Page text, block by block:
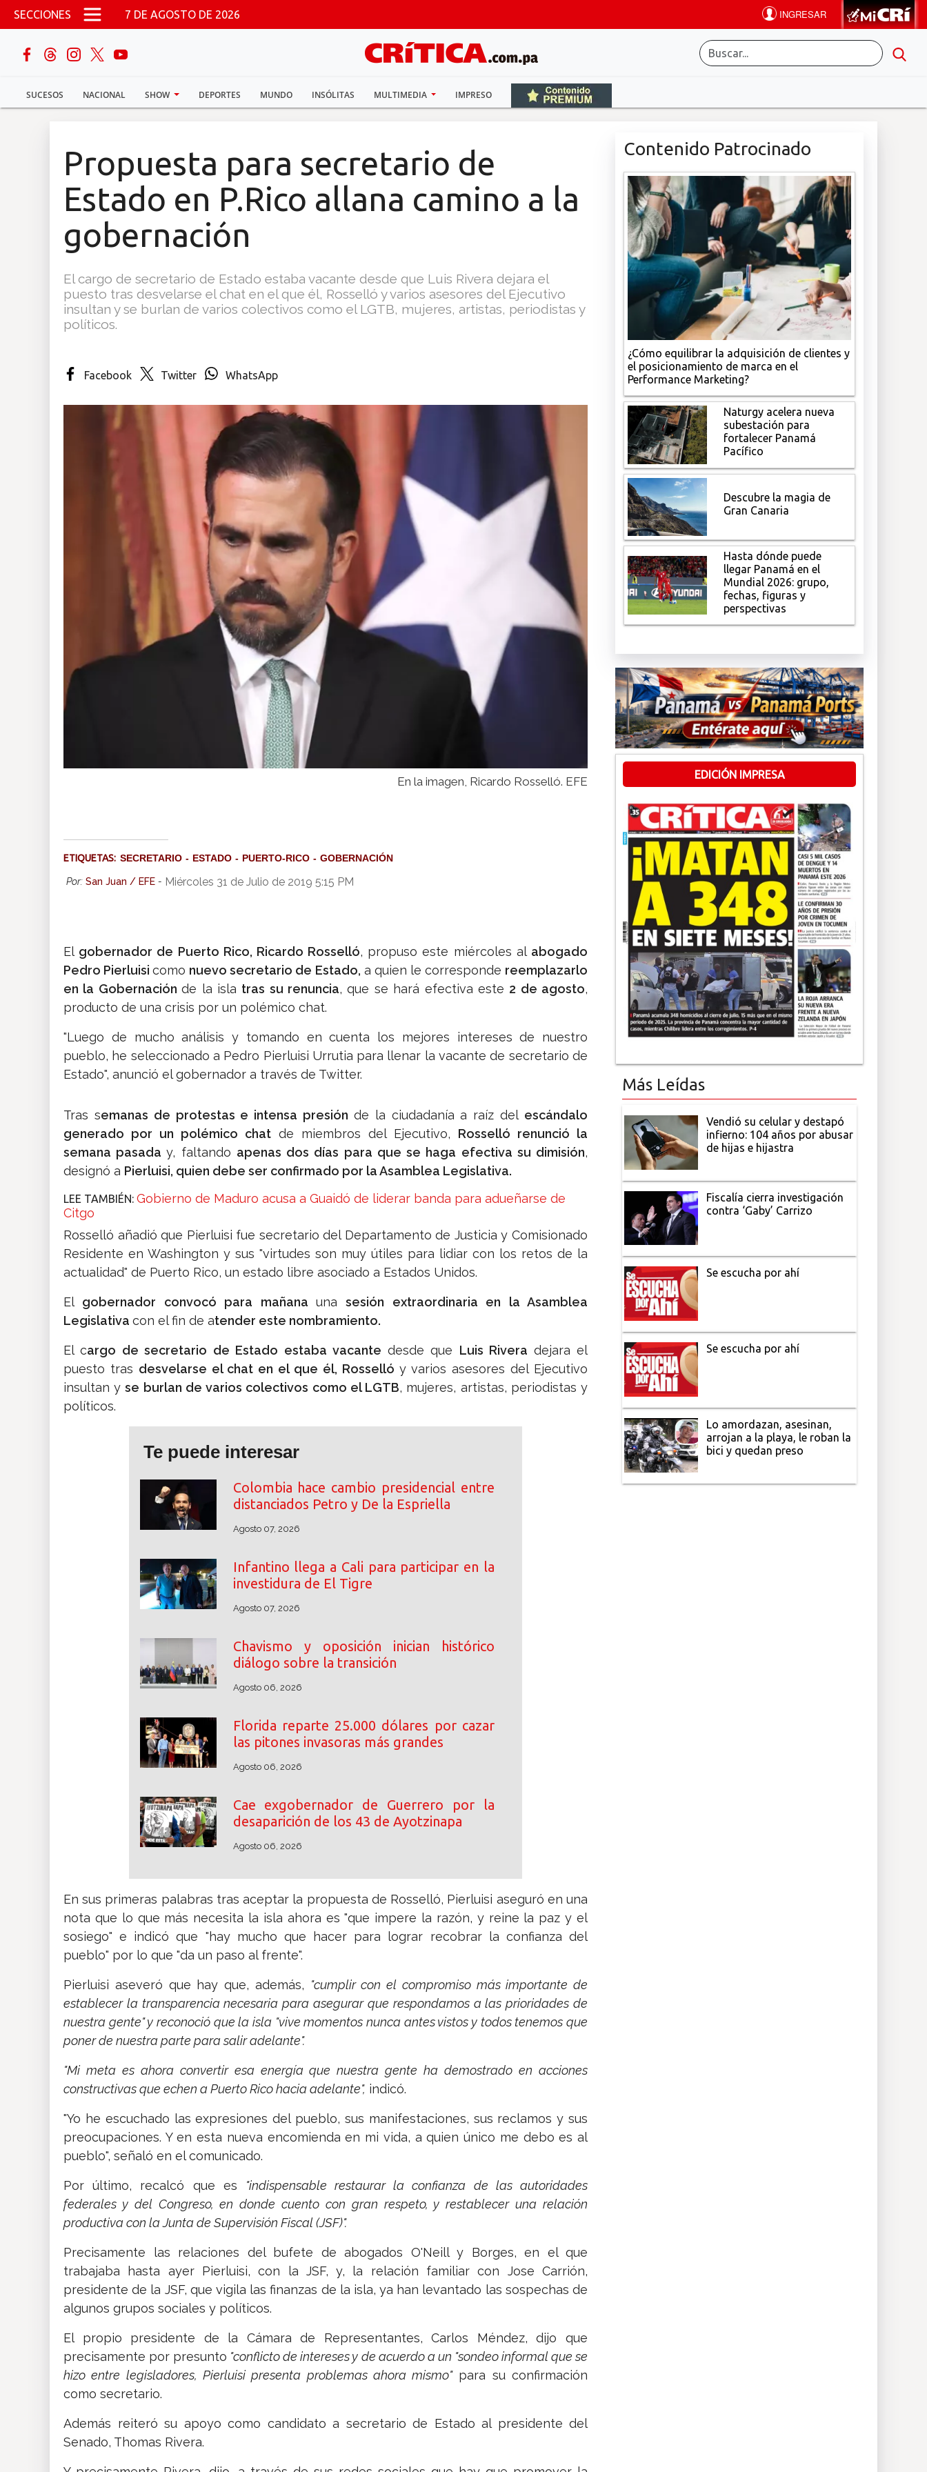
Pasar al contenido principal
SECCIONES 7 DE AGOSTO DE 2026
SUCESOS NACIONAL SHOW DEPORTES MUNDO INSÓLITAS MULTIMEDIA IMPRESO
buscar
Sucesos
Multimedia
Propuesta para secretario de
Estado en P.Rico allana camino a la
gobernación
El cargo de secretario de Estado estaba vacante desde que Luis Rivera dejara el
puesto tras desvelarse el chat en el que él, Rosselló y varios asesores del Ejecutivo
insultan y se burlan de varios colectivos como el LGTB, mujeres, artistas, periodistas y
políticos.
Facebook Twitter WhatsApp
En la imagen, Ricardo Rosselló. EFE
ETIQUETAS: SECRETARIO ESTADO PUERTO-RICO GOBERNACIÓN
Por: San Juan / EFE - Miércoles 31 de Julio de 2019 5:15 PM
El gobernador de Puerto Rico, Ricardo Rosselló, propuso este miércoles al abogado
Pedro Pierluisicomo nuevo secretario de Estado, a quien le corresponde reemplazarlo
en la Gobernaciónde la isla tras su renuncia, que se hará efectiva este 2 de agosto,
producto de una crisis por un polémico chat.
"Luego de mucho análisis y tomando en cuenta los mejores intereses de nuestro
pueblo, he seleccionado a Pedro Pierluisi Urrutia para llenar la vacante de secretario de
Estado", anunció el gobernador a través de Twitter.
Tras semanas de protestas e intensa presión de la ciudadanía a raíz del escándalo
generado por un polémico chat de miembros del Ejecutivo, Rosselló renunció la
semana pasaday, faltando apenas dos días para que se haga efectiva su dimisión,
designó a Pierluisi, quien debe ser confirmado por la Asamblea Legislativa.
LEE TAMBIÉN: Gobierno de Maduro acusa a Guaidó de liderar banda para adueñarse de
Citgo
Rosselló añadió que Pierluisi fue secretario del Departamento de Justicia y Comisionado
Residente en Washington y sus "virtudes son muy útiles para lidiar con los retos de la
actualidad" de Puerto Rico, un estado libre asociado a Estados Unidos.
El gobernador convocó para mañanaunasesión extraordinaria en la Asamblea
Legislativa con el fin de atender este nombramiento.
El cargo de secretario de Estado estaba vacante desde que Luis Rivera dejara el
puesto tras desvelarse el chat en el que él, Rosselló y varios asesores del Ejecutivo
insultan yse burlan de varios colectivos como el LGTB, mujeres, artistas, periodistas y
políticos.
Te puede interesar
Colombia hace cambio presidencial entre
distanciados Petro y De la Espriella
Agosto 07, 2026
Infantino llega a Cali para participar en la
investidura de El Tigre
Agosto 07, 2026
Chavismo y oposición inician histórico
diálogo sobre la transición
Agosto 06, 2026
Florida reparte 25.000 dólares por cazar
las pitones invasoras más grandes
Agosto 06, 2026
Cae exgobernador de Guerrero por la
desaparición de los 43 de Ayotzinapa
Agosto 06, 2026
En sus primeras palabras tras aceptar la propuesta de Rosselló, Pierluisi aseguró en una
nota que lo que más necesita la isla ahora es "que impere la razón, y reine la paz y el
sosiego" e indicó que "hay mucho que hacer para lograr recobrar la confianza del
pueblo" por lo que "da un paso al frente".
Pierluisi aseveró que hay que, además, "cumplir con el compromiso más importante de
establecer la transparencia necesaria para asegurar que respondamos a las prioridades de
nuestra gente" y reconoció que la isla "vive momentos nunca antes vistos y todos tenemos que
poner de nuestra parte para salir adelante".
"Mi meta es ahora convertir esa energía que nuestra gente ha demostrado en acciones
constructivas que echen a Puerto Rico hacia adelante", indicó.
"Yo he escuchado las expresiones del pueblo, sus manifestaciones, sus reclamos y sus
preocupaciones. Y en esta nueva encomienda en mi vida, a quien único me debo es al
pueblo", señaló en el comunicado.
Por último, recalcó que es "indispensable restaurar la confianza de las autoridades
federales y del Congreso, en donde cuento con gran respeto, y restablecer una relación
productiva con la Junta de Supervisión Fiscal (JSF)".
Precisamente las relaciones del bufete de abogados O'Neill y Borges, en el que
trabajaba hasta ayer Pierluisi, con la JSF, y, la relación familiar con Jose Carrión,
presidente de la JSF, que vigila las finanzas de la isla, ya han levantado las sospechas de
algunos grupos sociales y políticos.
El propio presidente de la Cámara de Representantes, Carlos Méndez, dijo que
precisamente por presunto "conflicto de intereses y de acuerdo a un "sondeo informal que se
hizo entre legisladores, Pierluisi presenta problemas ahora mismo"para su confirmación
como secretario.
Además reiteró su apoyo como candidato a secretario de Estado al presidente del
Senado, Thomas Rivera.
Contenido Patrocinado
¿Cómo equilibrar la adquisición de clientes y
el posicionamiento de marca en el
Performance Marketing?
Naturgy acelera nueva
subestación para
fortalecer Panamá
Pacífico
Descubre la magia de
Gran Canaria
Hasta dónde puede
llegar Panamá en el
Mundial 2026: grupo,
fechas, figuras y
perspectivas
EDICIÓN IMPRESA
Más Leídas
Vendió su celular y destapó
infierno: 104 años por abusar
de hijas e hijastra
Fiscalía cierra investigación
contra ‘Gaby’ Carrizo
Se escucha por ahí
Se escucha por ahí
Lo amordazan, asesinan,
arrojan a la playa, le roban la
bici y quedan preso